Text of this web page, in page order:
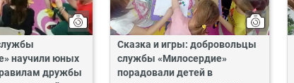
научили юных
дружбы
Сказка и игры: добровольцы
службы «Милосердие»
порадовали детей в